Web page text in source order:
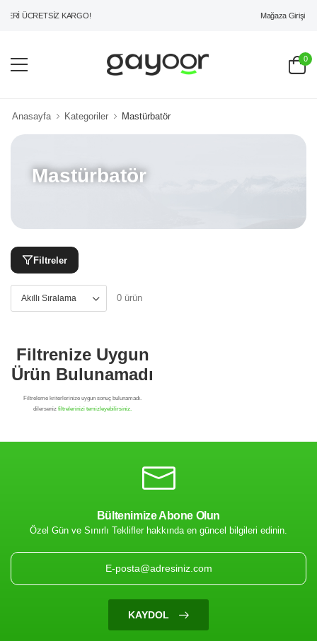
ÜCRETSİZ KARGO! Mağaza Girişi
0
Anasayfa Kategoriler Mastürbatör
Mastürbatör
Filtreler
0 ürün
Filtrenize Uygun
Ürün Bulunamadı
Bültenimize Abone Olun
Özel Gün ve Sınırlı Teklifler hakkında en güncel bilgileri edinin.
KAYDOL